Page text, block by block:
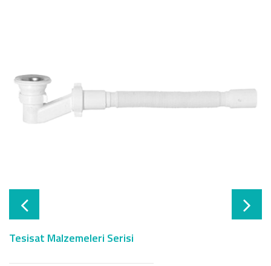
Tesisat Malzemeleri Serisi